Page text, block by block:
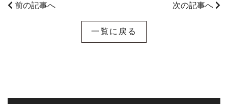
前の記事へ 次の記事へ
一覧に戻る